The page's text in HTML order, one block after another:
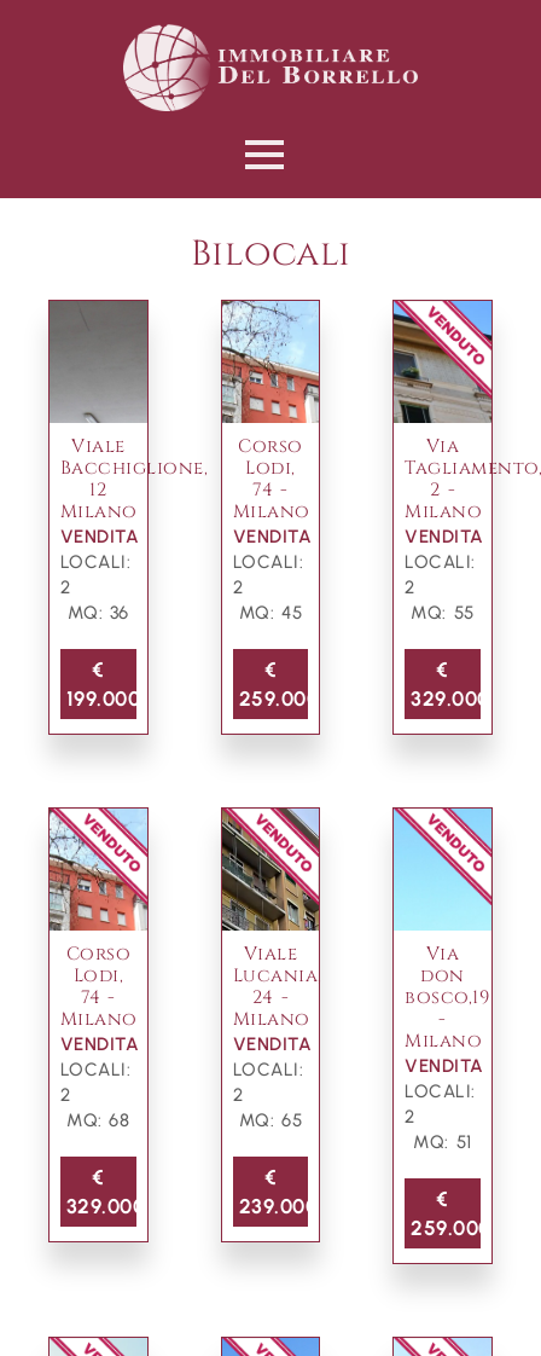
Bilocali
Viale
Bacchiglione,
12
Milano
VENDITA
LOCALI:
2
MQ: 36
€
199.000
Corso
Lodi,
74 -
Milano
VENDITA
LOCALI:
2
MQ: 45
€
259.000
Via
2 -
Milano
VENDITA
LOCALI:
2
MQ: 55
€
329.000
Corso
Lodi,
74 -
Milano
VENDITA
LOCALI:
2
MQ: 68
€
329.000
Viale
Lucania,
24 -
Milano
VENDITA
LOCALI:
2
MQ: 65
€
239.000
Via
don
bosco,19
-
Milano
VENDITA
LOCALI:
2
MQ: 51
€
259.000